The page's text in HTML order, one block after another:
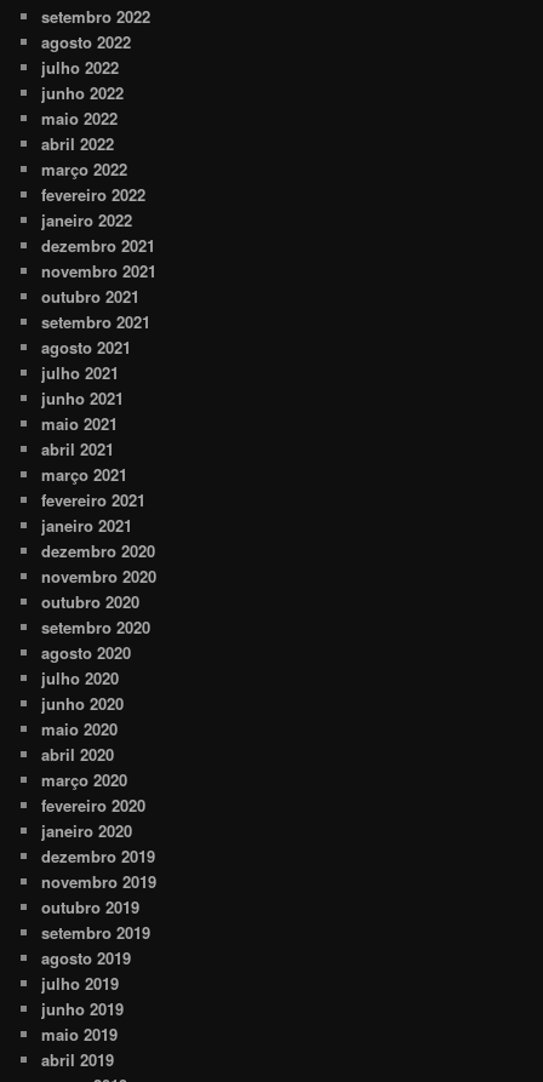
setembro 2022
agosto 2022
julho 2022
junho 2022
maio 2022
abril 2022
março 2022
fevereiro 2022
janeiro 2022
dezembro 2021
novembro 2021
outubro 2021
setembro 2021
agosto 2021
julho 2021
junho 2021
maio 2021
abril 2021
março 2021
fevereiro 2021
janeiro 2021
dezembro 2020
novembro 2020
outubro 2020
setembro 2020
agosto 2020
julho 2020
junho 2020
maio 2020
abril 2020
março 2020
fevereiro 2020
janeiro 2020
dezembro 2019
novembro 2019
outubro 2019
setembro 2019
agosto 2019
julho 2019
junho 2019
maio 2019
abril 2019